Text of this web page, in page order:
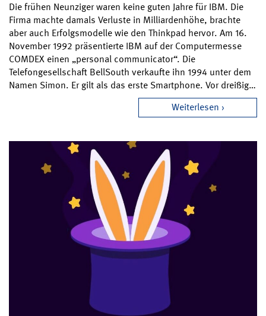
Die frühen Neunziger waren keine guten Jahre für IBM. Die
Firma machte damals Verluste in Milliardenhöhe, brachte
aber auch Erfolgsmodelle wie den Thinkpad hervor. Am 16.
November 1992 präsentierte IBM auf der Computermesse
COMDEX einen „personal communicator“. Die
Telefongesellschaft BellSouth verkaufte ihn 1994 unter dem
Namen Simon. Er gilt als das erste Smartphone. Vor dreißig…
Weiterlesen